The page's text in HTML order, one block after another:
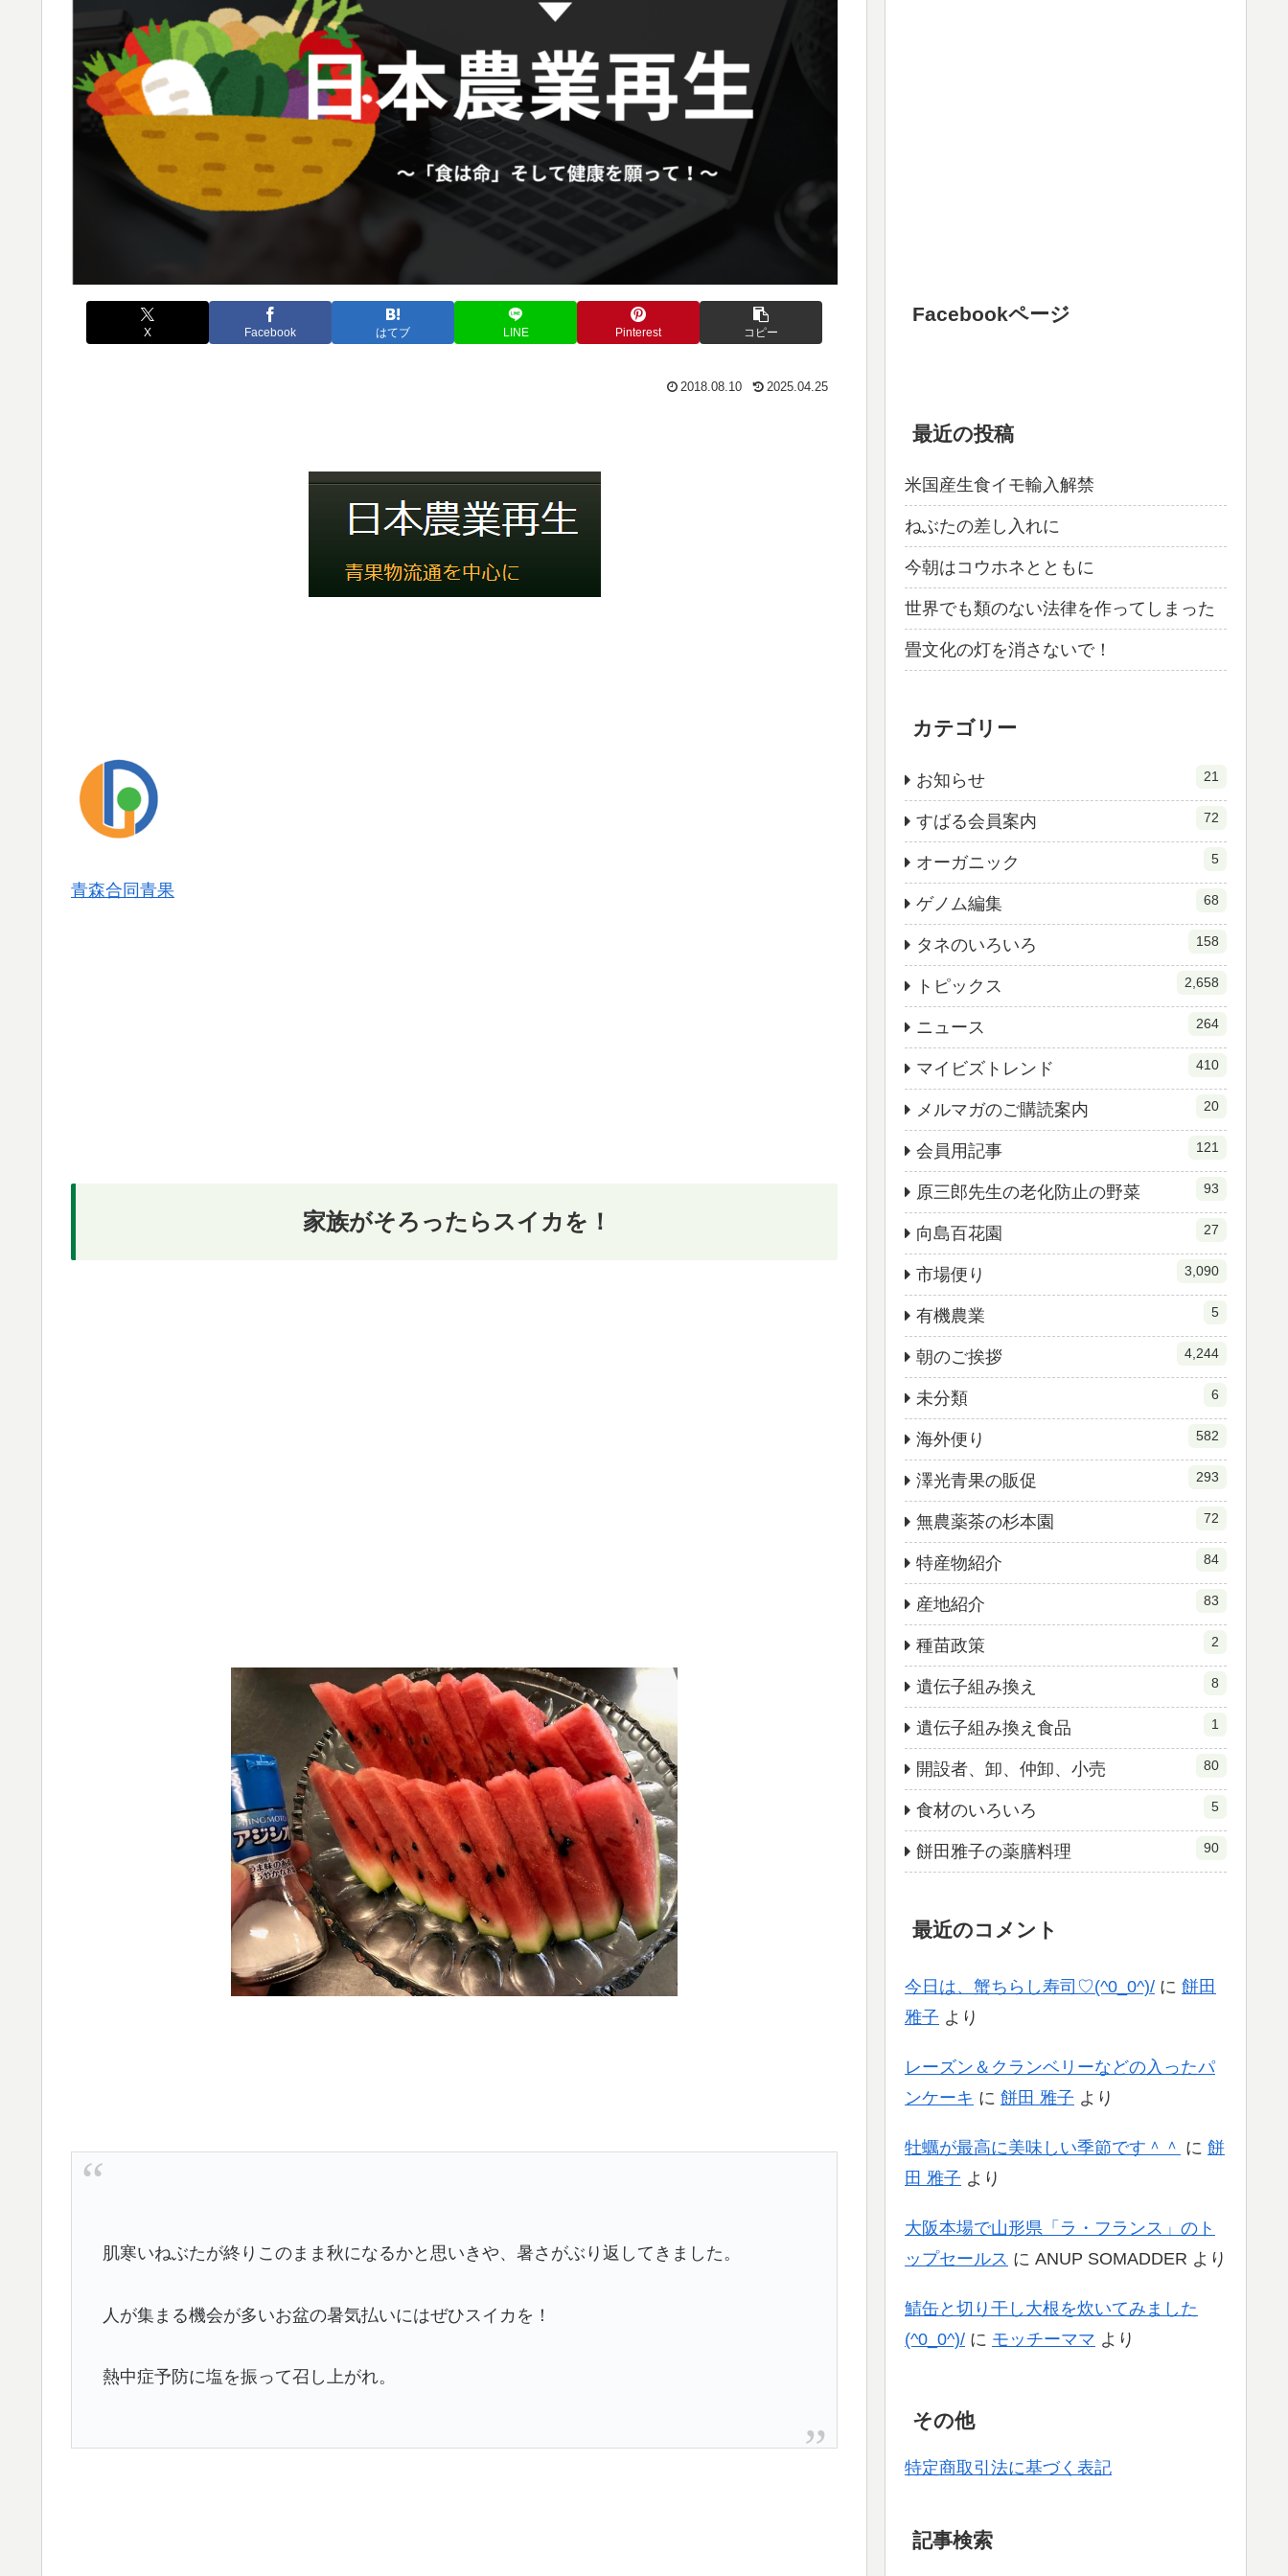
X Facebook はてブ LINE Pinterest コピー
2018.08.10 2025.04.25
青森合同青果
家族がそろったらスイカを！
肌寒いねぶたが終りこのまま秋になるかと思いきや、暑さがぶり返してきました。
人が集まる機会が多いお盆の暑気払いにはぜひスイカを！
熱中症予防に塩を振って召し上がれ。
Facebookページ
最近の投稿
米国産生食イモ輸入解禁
ねぶたの差し入れに
今朝はコウホネとともに
世界でも類のない法律を作ってしまった
畳文化の灯を消さないで！
カテゴリー
お知らせ 21
すばる会員案内 72
オーガニック 5
ゲノム編集 68
タネのいろいろ 158
トピックス 2,658
ニュース 264
マイビズトレンド 410
メルマガのご購読案内 20
会員用記事 121
原三郎先生の老化防止の野菜 93
向島百花園 27
市場便り 3,090
有機農業 5
朝のご挨拶 4,244
未分類 6
海外便り 582
澤光青果の販促 293
無農薬茶の杉本園 72
特産物紹介 84
産地紹介 83
種苗政策 2
遺伝子組み換え 8
遺伝子組み換え食品 1
開設者、卸、仲卸、小売 80
食材のいろいろ 5
餅田雅子の薬膳料理 90
最近のコメント
今日は、蟹ちらし寿司♡(^0_0^)/ に 餅田
雅子 より
レーズン＆クランベリーなどの入ったパ
ンケーキ に 餅田 雅子 より
牡蠣が最高に美味しい季節です＾＾ に 餅
田 雅子 より
大阪本場で山形県「ラ・フランス」のト
ップセールス に ANUP SOMADDER より
鯖缶と切り干し大根を炊いてみました
(^0_0^)/ に モッチーママ より
その他
特定商取引法に基づく表記
記事検索